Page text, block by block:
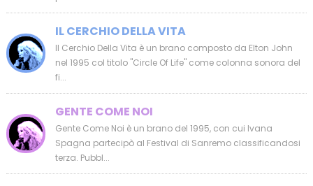
IL CERCHIO DELLA VITA
Il Cerchio Della Vita è un brano composto da Elton John
nel 1995 col titolo "Circle Of Life" come colonna sonora del
fi...
GENTE COME NOI
Gente Come Noi è un brano del 1995, con cui Ivana
Spagna partecipò al Festival di Sanremo classificandosi
terza. Pubbl...